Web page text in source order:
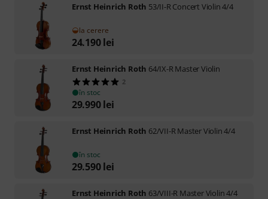
Ernst Heinrich Roth 53/II-R Concert Violin 4/4
la cerere
24.190 lei
Ernst Heinrich Roth 64/IX-R Master Violin
2
în stoc
29.990 lei
Ernst Heinrich Roth 62/VII-R Master Violin 4/4
în stoc
29.590 lei
Ernst Heinrich Roth 63/VIII-R Master Violin 4/4